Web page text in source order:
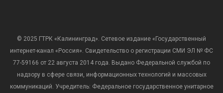
© 2025 ГТРК «Калининград». Сетевое издание «Государственный
интернет-канал «Россия». Свидетельство о регистрации СМИ ЭЛ № ФС
77-59166 от 22 августа 2014 года. Выдано Федеральной службой по
надзору в сфере связи, информационных технологий и массовых
коммуникаций. Учредитель: Федеральное государственное унитарное